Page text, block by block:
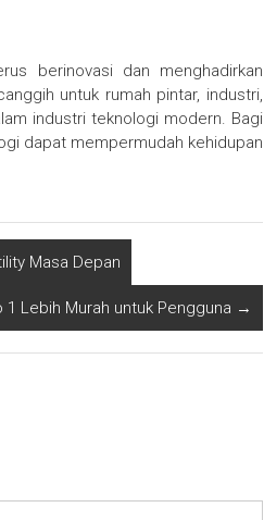
berinovasi dan menghadirkan
untuk rumah pintar, industri,
industri teknologi modern. Bagi
dapat mempermudah kehidupan
Masa Depan
1 Lebih Murah untuk Pengguna →